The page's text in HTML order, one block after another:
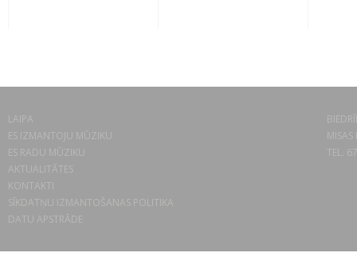
LAIPA
ES IZMANTOJU MŪZIKU
ES RADU MŪZIKU
AKTUALITĀTES
KONTAKTI
SĪKDATŅU IZMANTOŠANAS POLITIKA
DATU APSTRĀDE
TEL.